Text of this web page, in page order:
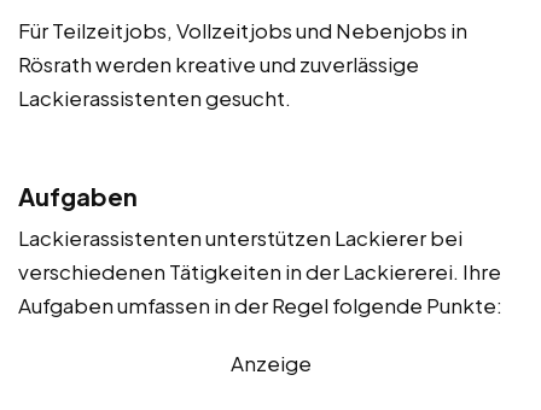
Für Teilzeitjobs, Vollzeitjobs und Nebenjobs in
Rösrath werden kreative und zuverlässige
Lackierassistenten gesucht.
Aufgaben
Lackierassistenten unterstützen Lackierer bei
verschiedenen Tätigkeiten in der Lackiererei. Ihre
Aufgaben umfassen in der Regel folgende Punkte:
Anzeige